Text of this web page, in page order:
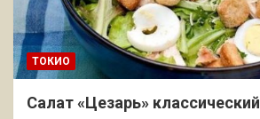
ТОКИО
Салат «Цезарь» классический